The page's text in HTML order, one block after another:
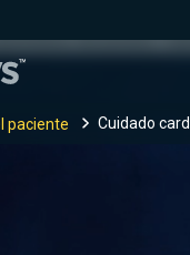
document,
paciente Cuidado